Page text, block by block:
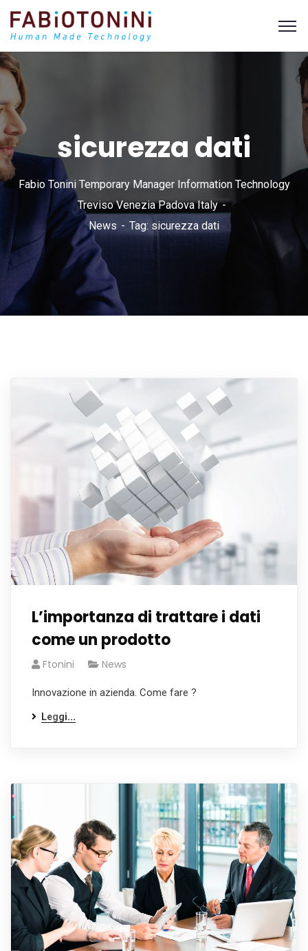
sicurezza dati
Fabio Tonini Temporary Manager Information Technology
Treviso Venezia Padova Italy
News
Tag: sicurezza dati
L’importanza di trattare i dati
come un prodotto
Ftonini News
Innovazione in azienda. Come fare ?
Leggi...